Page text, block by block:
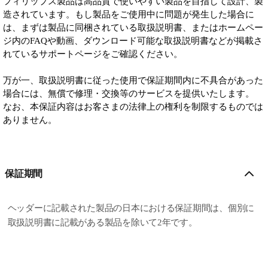
造されています。もし製品をご使用中に問題が発生した場合に
は、まずは製品に同梱されている取扱説明書、またはホームペー
ジ内のFAQや動画、ダウンロード可能な取扱説明書などが掲載さ
れているサポートページをご確認ください。
万が一、取扱説明書に従った使用で保証期間内に不具合があった
場合には、無償で修理・交換等のサービスを提供いたします。
なお、本保証内容はお客さまの法律上の権利を制限するものでは
ありません。
保証期間
ヘッダーに記載された製品の日本における保証期間は、個別に
取扱説明書に記載がある製品を除いて2年です。